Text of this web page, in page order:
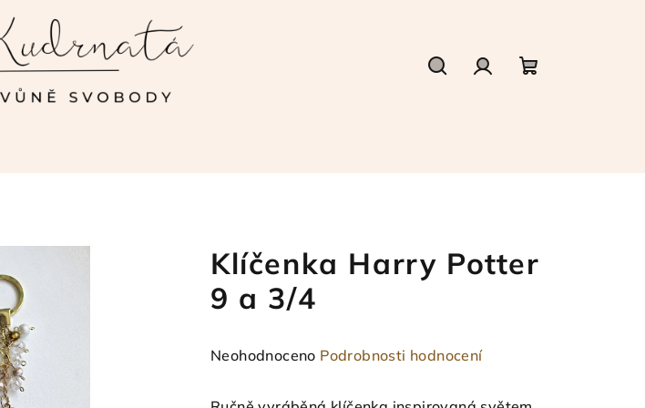
Klíčenka Harry Potter
9 a 3/4
Průměrné
produktu
Neohodnoceno Podrobnosti hodnocení